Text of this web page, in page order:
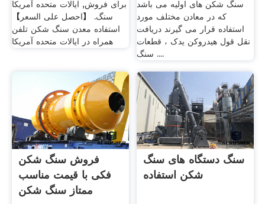
برای فروش, ایالات متحده آمریکا
سنگ. 【احصل على السعر】
استفاده معدن سنگ شکن تلفن
همراه در ایالات متحده آمریکا
سنگ شکن های اولیه می باشد
که در معادن مختلف مورد
استفاده قرار می گیرند دریافت
نقل قول هیدروکن یدک ، قطعات
سنگ ....
فروش سنگ شکن
فکی با قیمت مناسب
ممتاز سنگ شکن
سنگ دستگاه های سنگ
شکن استفاده